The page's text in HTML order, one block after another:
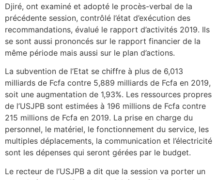
Djiré, ont examiné et adopté le procès-verbal de la
précédente session, contrôlé l’état d’exécution des
recommandations, évalué le rapport d’activités 2019. Ils
se sont aussi prononcés sur le rapport financier de la
même période mais aussi sur le plan d’actions.
La subvention de l’Etat se chiffre à plus de 6,013
milliards de Fcfa contre 5,889 milliards de Fcfa en 2019,
soit une augmentation de 1,93%. Les ressources propres
de l’USJPB sont estimées à 196 millions de Fcfa contre
215 millions de Fcfa en 2019. La prise en charge du
personnel, le matériel, le fonctionnement du service, les
multiples déplacements, la communication et l’électricité
sont les dépenses qui seront gérées par le budget.
Le recteur de l’USJPB a dit que la session va porter un